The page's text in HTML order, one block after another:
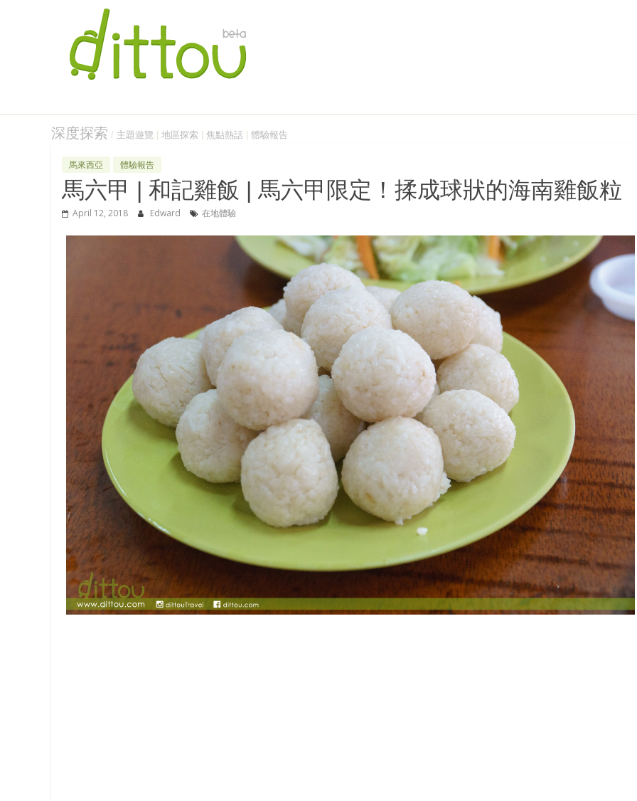
深度探索 / 主題遊覽 地區探索 焦點熱話 體驗報告
馬來西亞 體驗報告
馬六甲 | 和記雞飯 | 馬六甲限定！揉成球狀的海南雞飯粒
April 12, 2018 Edward 在地體驗